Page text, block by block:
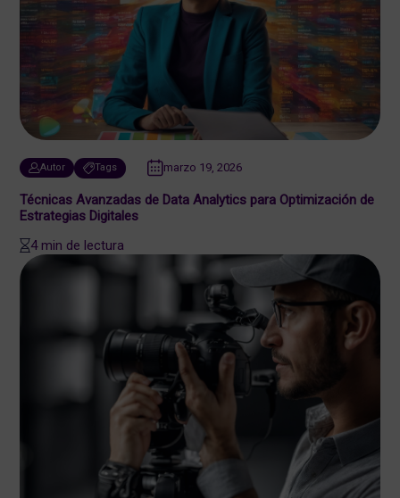
Autor Tags marzo 19, 2026
Técnicas Avanzadas de Data Analytics para Optimización de
Estrategias Digitales
4 min de lectura